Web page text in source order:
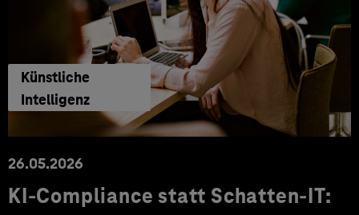
Künstliche
Intelligenz
26.05.2026
KI-Compliance statt Schatten-IT: